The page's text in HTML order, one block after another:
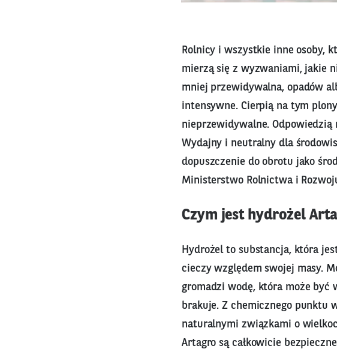
Rolnicy i wszystkie inne osoby,
mierzą się z wyzwaniami, jakie
mniej przewidywalna, opadów
intensywne. Cierpią na tym
nieprzewidywalne.
Wydajny i neutralny dla
dopuszczenie do obrotu jako
Ministerstwo Rolnictwa i
Czym jest hydrożel
Hydrożel to substancja, która
cieczy względem swojej masy.
gromadzi wodę, która może
brakuje. Z chemicznego punktu
naturalnymi związkami o
Artagro są całkowicie